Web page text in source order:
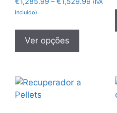
(IVA
Incluído)
Ver opções